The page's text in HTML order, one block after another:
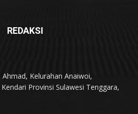
REDAKSI
Ahmad, Kelurahan Anaiwoi,
Provinsi Sulawesi Tenggara,